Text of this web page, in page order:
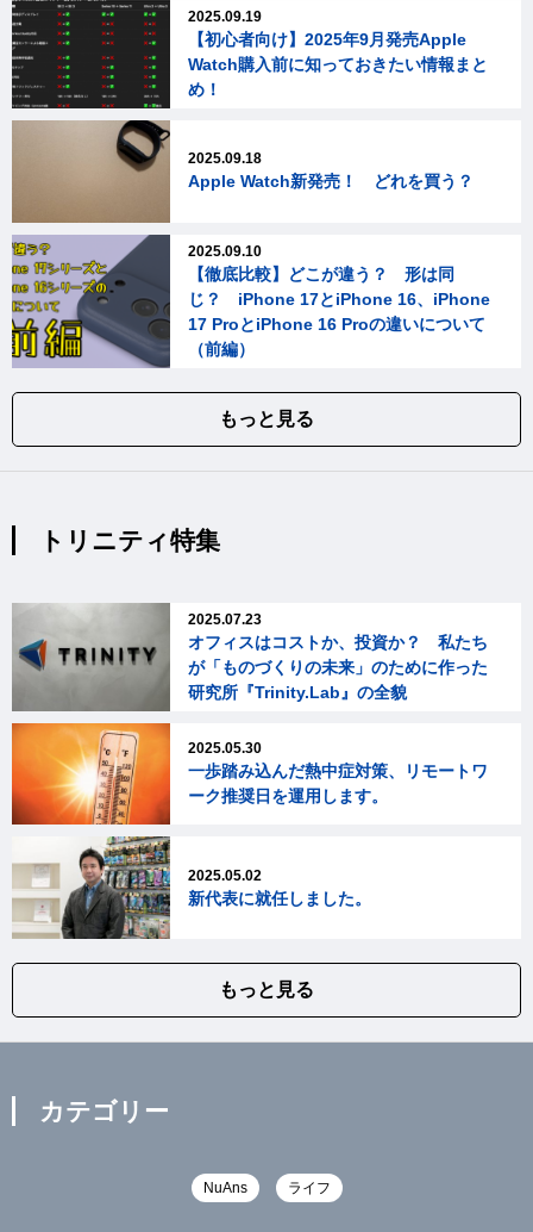
2025.09.19
【初心者向け】2025年9月発売Apple
Watch購入前に知っておきたい情報まと
め！
2025.09.18
Apple Watch新発売！ どれを買う？
2025.09.10
【徹底比較】どこが違う？ 形は同
じ？ iPhone 17とiPhone 16、iPhone
17 ProとiPhone 16 Proの違いについて
（前編）
もっと見る
トリニティ特集
2025.07.23
オフィスはコストか、投資か？ 私たち
が「ものづくりの未来」のために作った
研究所『Trinity.Lab』の全貌
2025.05.30
一歩踏み込んだ熱中症対策、リモートワ
ーク推奨日を運用します。
2025.05.02
新代表に就任しました。
もっと見る
カテゴリー
NuAns ライフ